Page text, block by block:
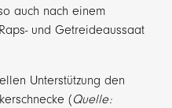
auch nach einem
und Getreideaussaat
Unterstützung den
(Quelle: